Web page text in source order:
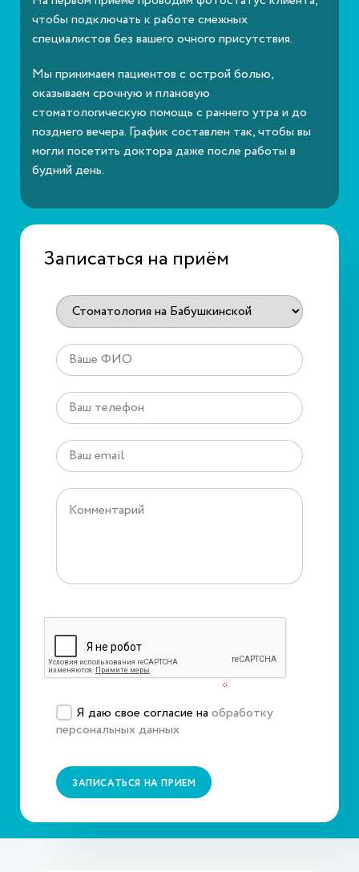
чтобы подключать к работе смежных
специалистов без вашего очного присутствия.
Мы принимаем пациентов с острой болью,
оказываем срочную и плановую
стоматологическую помощь с раннего утра и до
позднего вечера. График составлен так, чтобы вы
могли посетить доктора даже после работы в
будний день.
Записаться на приём
*
Я даю свое согласие на обработку
персональных данных
ЗАПИСАТЬСЯ НА ПРИЕМ